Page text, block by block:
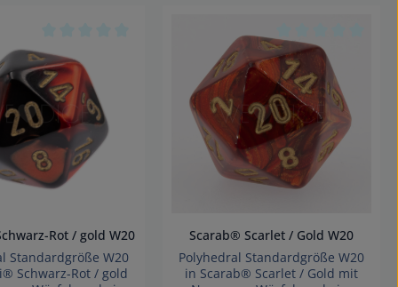
sondern auch vielseitig
einsetzbar. Ob für
Gesellschaftsspiele, kreative
Deko-Ideen oder als originelles
Geschenk. Diese Würfel sorgen
bestimmt für Begeisterung
Achtung! Wegen
verschluckbarer Kleinteile nicht
für Kinder unter 3 Jahren
geeignet. Erstickungsgefahr!
0 von 5 Sternen
Durchschnittliche Bewertung von 0 von 5 Sternen
Gemini® Schwarz-Rot / gold W20
Standardgröße W20
Schwarz-Rot / gold
Durchschnittliche
Scarab® Scarlet / Gold W20
Polyhedral Standardgröße W20
in Scarab® Scarlet / Gold mit